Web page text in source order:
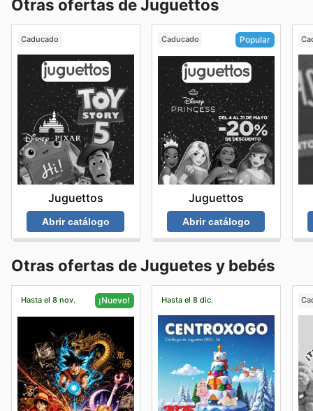
Otras ofertas de Juguettos
Caducado
Juguettos
Abrir catálogo
Caducado Popular
Juguettos
Abrir catálogo
Otras ofertas de Juguetes y bebés
Hasta el 8 nov. ¡Nuevo! Hasta el 8 dic.